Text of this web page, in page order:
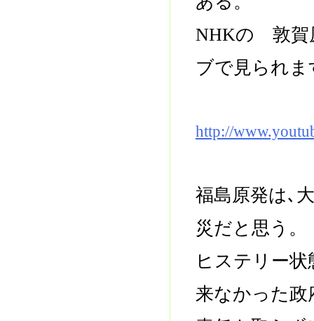
NHKの 敦賀
ブで見られま
http://
福島原発は､
災だと思う。
ヒステリー
来なかった